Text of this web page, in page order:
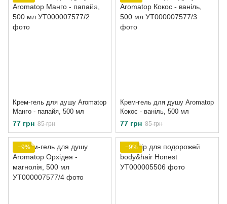
Крем-гель для душу Aromatop
Манго - папайя, 500 мл
77 грн 85 грн
Крем-гель для душу Aromatop
Кокос - ваніль, 500 мл
77 грн 85 грн
−9% −9%